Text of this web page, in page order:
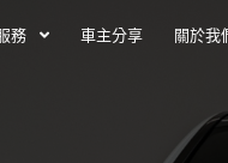
務 車主分享 關於我